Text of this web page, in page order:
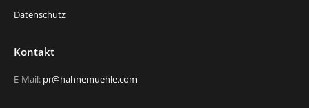
Datenschutz
Kontakt
E-Mail: pr@hahnemuehle.com